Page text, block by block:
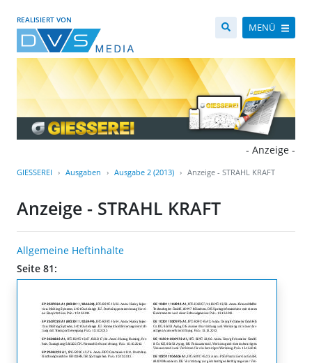
REALISIERT VON
MENÜ
- Anzeige -
GIESSEREI Ausgaben Ausgabe 2 (2013) Anzeige - STRAHL KRAFT
Anzeige - STRAHL KRAFT
Allgemeine Heftinhalte
Seite 81: